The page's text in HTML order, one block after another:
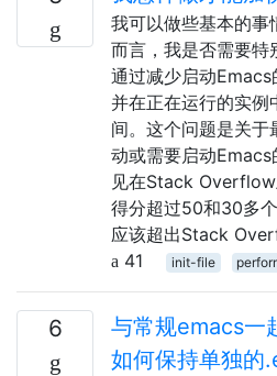
我可以做些基本的事
而言，我是否需要特
通过减少启动Emacs
并在正在运行的实例
间。这个问题是关于
动或需要启动
见在Stack
得分超过50和30多
应该超出Stack
41
init-file
6
与常规emacs一
如何保持单独的